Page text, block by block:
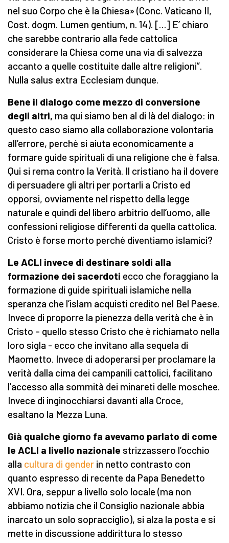
nel suo Corpo che è la Chiesa» (Conc. Vaticano II,
Cost. dogm. Lumen gentium, n. 14). […] E’ chiaro
che sarebbe contrario alla fede cattolica
considerare la Chiesa come una via di salvezza
accanto a quelle costituite dalle altre religioni”.
Nulla salus extra Ecclesiam dunque.
Bene il dialogo come mezzo di conversione
degli altri, ma qui siamo ben al di là del dialogo: in
questo caso siamo alla collaborazione volontaria
all’errore, perché si aiuta economicamente a
formare guide spirituali di una religione che è falsa.
Qui si rema contro la Verità. Il cristiano ha il dovere
di persuadere gli altri per portarli a Cristo ed
opporsi, ovviamente nel rispetto della legge
naturale e quindi del libero arbitrio dell’uomo, alle
confessioni religiose differenti da quella cattolica.
Cristo è forse morto perché diventiamo islamici?
Le ACLI invece di destinare soldi alla
formazione dei sacerdoti ecco che foraggiano la
formazione di guide spirituali islamiche nella
speranza che l’islam acquisti credito nel Bel Paese.
Invece di proporre la pienezza della verità che è in
Cristo – quello stesso Cristo che è richiamato nella
loro sigla - ecco che invitano alla sequela di
Maometto. Invece di adoperarsi per proclamare la
verità dalla cima dei campanili cattolici, facilitano
l’accesso alla sommità dei minareti delle moschee.
Invece di inginocchiarsi davanti alla Croce,
esaltano la Mezza Luna.
Già qualche giorno fa avevamo parlato di come
le ACLI a livello nazionale strizzassero l’occhio
alla cultura di gender in netto contrasto con
quanto espresso di recente da Papa Benedetto
XVI. Ora, seppur a livello solo locale (ma non
abbiamo notizia che il Consiglio nazionale abbia
inarcato un solo sopracciglio), si alza la posta e si
mette in discussione addirittura lo stesso